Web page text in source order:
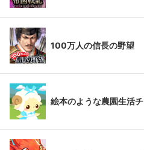
100万人の信長の野望
絵本のような農園生活